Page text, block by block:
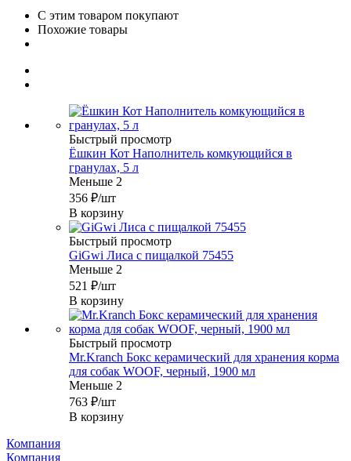
С этим товаром покупают
Похожие товары
Быстрый просмотр
Ёшкин Кот Наполнитель комкующийся в
гранулах, 5 л
Меньше 2
356 ₽/шт
В корзину
Быстрый просмотр
GiGwi Лиса с пищалкой 75455
Меньше 2
521 ₽/шт
В корзину
Быстрый просмотр
Mr.Kranch Бокс керамический для хранения корма
для собак WOOF, черный, 1900 мл
Меньше 2
763 ₽/шт
В корзину
Компания
Компания